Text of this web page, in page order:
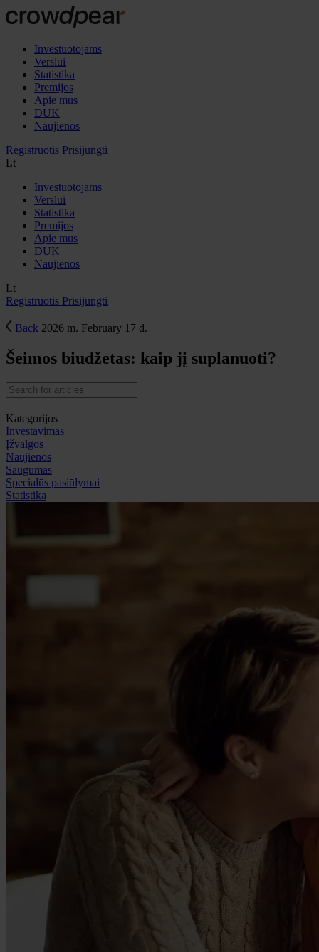
Investuotojams
Verslui
Statistika
Premijos
Apie mus
DUK
Naujienos
Registruotis Prisijungti
Lt
Investuotojams
Verslui
Statistika
Premijos
Apie mus
DUK
Naujienos
Lt
Registruotis Prisijungti
Back 2026 m. February 17 d.
Šeimos biudžetas: kaip jį suplanuoti?
Kategorijos
Investavimas
Įžvalgos
Naujienos
Saugumas
Specialūs pasiūlymai
Statistika